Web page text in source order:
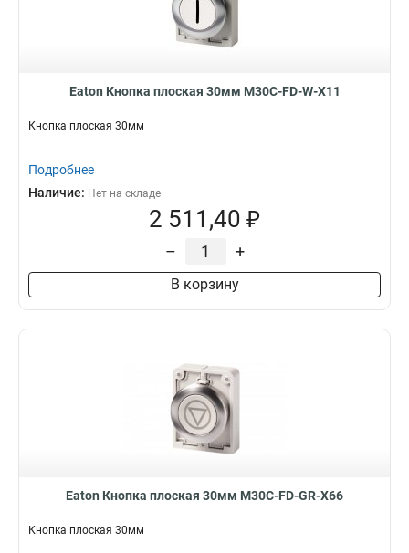
Eaton Кнопка плоская 30мм M30C-FD-W-X11
Кнопка плоская 30мм
Подробнее
Наличие: Нет на складе
2 511,40 ₽
– +
В корзину
Eaton Кнопка плоская 30мм M30C-FD-GR-X66
Кнопка плоская 30мм